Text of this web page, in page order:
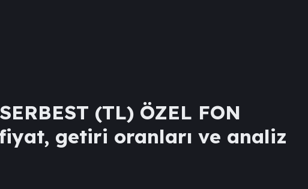
(TL) ÖZEL FON
getiri oranları ve analiz